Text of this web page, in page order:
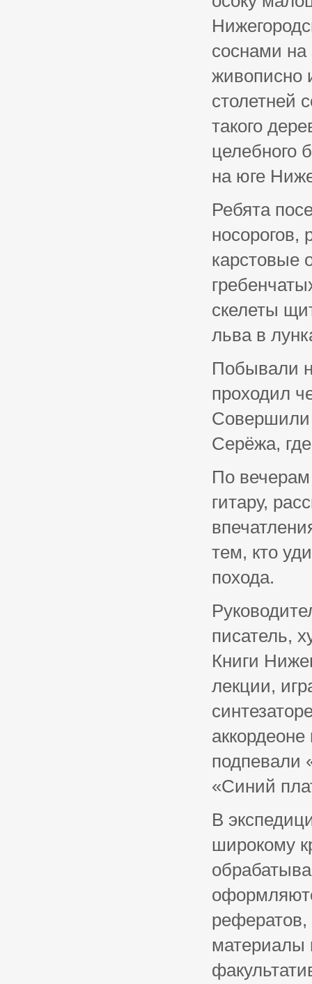
соснами
живописно
столетней
такого
целебного
на юге
Ребята
карстовые
скелеты
льва в
Побывали
проходил
Совершили
Серёжа,
По вечерам
гитару,
тем, кто
похода.
писатель,
Книги
лекции,
подпевали
«Синий
В
широкому
рефератов,
материалы